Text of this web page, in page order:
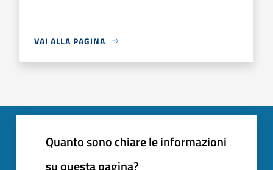
VAI ALLA PAGINA
Quanto sono chiare le informazioni
su questa pagina?